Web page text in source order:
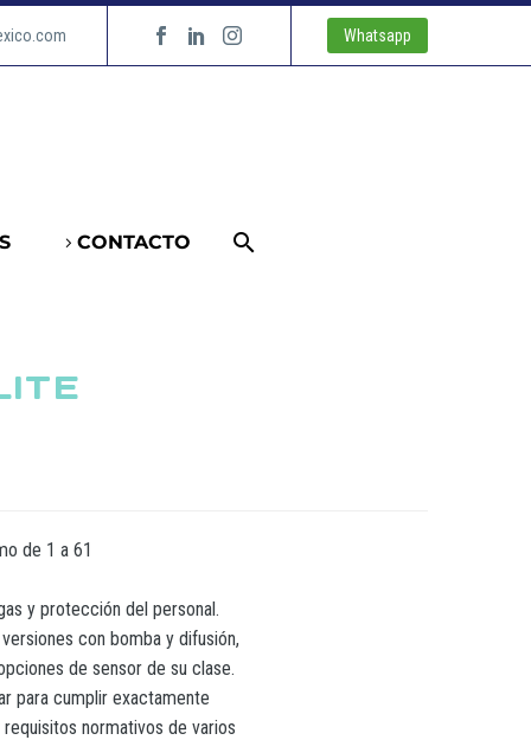
Whatsapp
CONTACTO
de 1 a 61
y protección del personal.
con bomba y difusión,
de sensor de su clase.
para cumplir exactamente
normativos de varios